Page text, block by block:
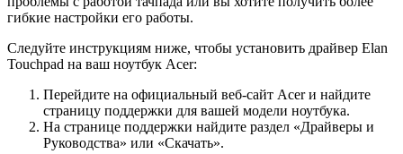
гибкие настройки его работы.
Следуйте инструкциям ниже, чтобы установить драйвер Elan
Touchpad на ваш ноутбук Acer:
Перейдите на официальный веб-сайт Acer и найдите
страницу поддержки для вашей модели ноутбука.
На странице поддержки найдите раздел «Драйверы и
Руководства» или «Скачать».